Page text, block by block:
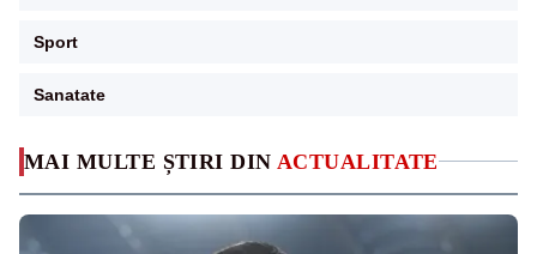
MAI MULTE ȘTIRI DIN ACTUALITATE
Sport
Sanatate